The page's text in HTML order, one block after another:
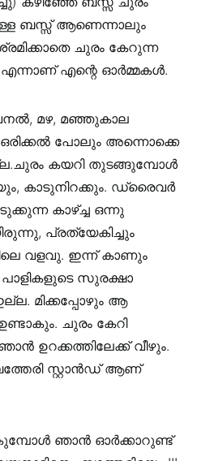
ബസ്സ്‌ ആണെന്നാലും
ചുരം കേറുന്ന
എന്നാണ് എന്റെ ഓർമ്മകൾ.
മഴ, മഞ്ഞുകാല
പോലും അന്നൊക്കെ
കയറി തുടങ്ങുമ്പോൾ
കാടുനിറക്കും. ഡ്രൈവർ
കാഴ്ച്ച ഒന്നു
പ്രത്യേകിച്ചും
വളവു. ഇന്ന് കാണും
സുരക്ഷാ
മിക്കപ്പോഴും ആ
ചുരം കേറി
ഉറക്കത്തിലേക്ക് വീഴും.
സ്റ്റാൻഡ് ആണ്
ഞാൻ ഓർക്കാറുണ്ട്